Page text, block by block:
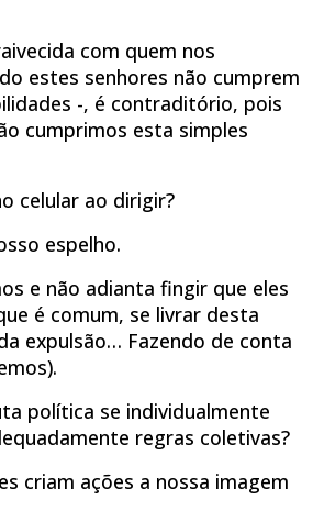
com quem nos
estes senhores não cumprem
-, é contraditório, pois
cumprimos esta simples
celular ao dirigir?
espelho.
e não adianta fingir que eles
é comum, se livrar desta
expulsão… Fazendo de conta
política se individualmente
regras coletivas?
criam ações a nossa imagem